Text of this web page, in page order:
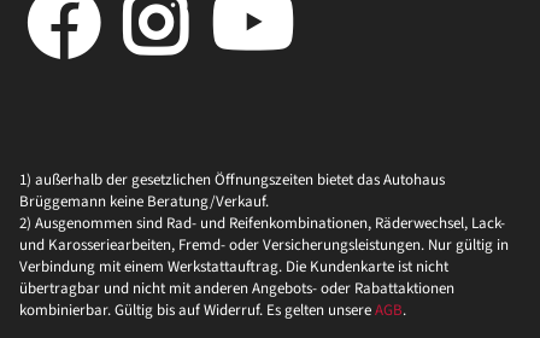
1) außerhalb der gesetzlichen Öffnungszeiten bietet das Autohaus
Brüggemann keine Beratung/Verkauf.
2) Ausgenommen sind Rad- und Reifenkombinationen, Räderwechsel, Lack-
und Karosseriearbeiten, Fremd- oder Versicherungsleistungen. Nur gültig in
Verbindung mit einem Werkstattauftrag. Die Kundenkarte ist nicht
übertragbar und nicht mit anderen Angebots- oder Rabattaktionen
kombinierbar. Gültig bis auf Widerruf. Es gelten unsereAGB.